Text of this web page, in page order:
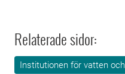
Relaterade sidor:
Institutionen för vatten